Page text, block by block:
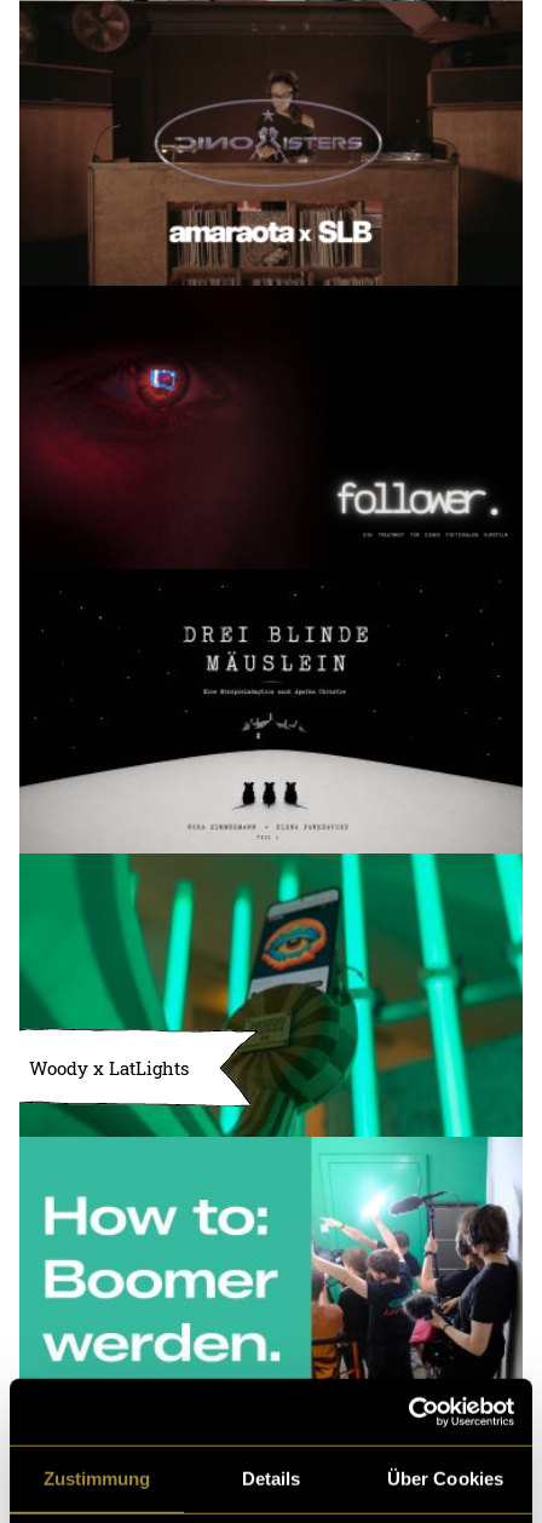
Zustimmung Details Über Cookies
Woody x LatLights